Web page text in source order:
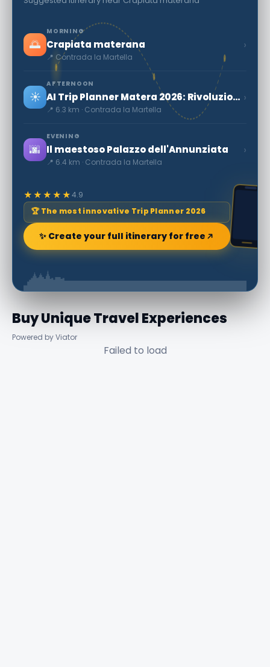
🌅
MORNING
Crapiata materana
📍 Contrada la Martella
›
☀️
AFTERNOON
AI Trip Planner Matera 2026: Rivoluziona il Tuo Viaggio
📍 6.3 km · Contrada la Martella
›
🌆
EVENING
Il maestoso Palazzo dell'Annunziata
📍 6.4 km · Contrada la Martella
›
★★★★★4.9
🏆 The most innovative Trip Planner 2026
✨ Create your full itinerary for free
Buy Unique Travel Experiences
Powered by Viator
Failed to load